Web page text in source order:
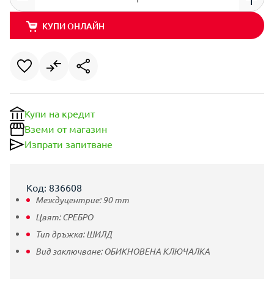
КУПИ ОНЛАЙН
Купи на кредит
Вземи от магазин
Изпрати запитване
Код: 836608
Междуцентрие:90mm
Цвят:СРЕБРО
Тип дръжка:ШИЛД
Вид заключване:ОБИКНОВЕНА КЛЮЧАЛКА